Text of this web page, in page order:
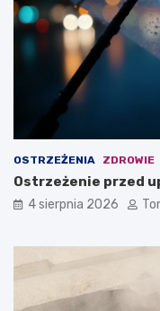
OSTRZEŻENIA ZDROWIE
Ostrzeżenie przed
4 sierpnia 2026